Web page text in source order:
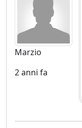
Marzio
2 anni fa